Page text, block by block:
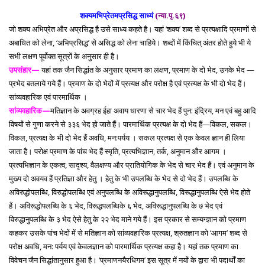
शक्यमभिप्रेतमप्रसिद्ध साध्यं(न्या.पृ.६९)
जो शक्य अभिप्रेत और अप्रसिद्ध है उसे साध्य कहते है। यहां ‘शक्य’ शब्द से प्रत्यक्षादि प्रमाणों से
अबाधित को लेना, ‘अभिप्रसिद्ध’ से असिद्ध को लेना चाहिये। शब्दों में किंचित् अंतर होते हुये भी ये
सभी लक्षण पूर्वोक्त सूत्रों के अनुसार ही है।
उपसंहार—यहां तक जैन सिद्धांत के अनुसार प्रमाण का लक्षण, प्रमाण के दो भेद, उनके भेद —
प्रभेद बतलाये गये हैं। प्रमाण के दो भेदों में प्रत्यक्ष और परोक्ष है एवं प्रत्यक्ष के भी दो भेद हैं।
सांव्यवहारिक एवं पारमार्थिक ।
सांव्यवहारिक—मतिज्ञान के अवग्रह ईहा अवाय धारणा से चार भेद हैं पुन: इंद्रिय, मन एवं बहु आदि
विषयों से गुणा करने से ३३६ भेद हो जाते हैं। पारमार्थिक प्रत्यक्ष के दो भेद हैं—विकल, सकल।
विकल, प्रत्यक्ष के भी दो भेद हैं अवधि, मन:पर्यय । सकल प्रत्यक्ष से एक केवल ज्ञान ही लिया
जाता है। परोक्ष प्रमाण के पांच भेद हैं स्मृति, प्रत्यभिज्ञान, तर्क, अनुमान और आगम ।
प्रत्यभिज्ञान के एकत्व, सादृश्य, वैलक्षण्य और प्रातियोगिक के भेद से चार भेद हैं। एवं अनुमान के
मुख्य दो अवयव हैं प्रतिज्ञा और हेतु । हेतु के भी उपलब्धि के भेद से दो भेद हैं। उपलब्धि के
अविरुद्धोपलब्धि, विरुद्धोपलब्धि एवं अनुपलब्धि के अविरूद्धानुपलब्धि, विरूद्धानुपलब्धि ऐसे भेद होते
हैं। अविरूद्धोपलब्धि के ६ भेद, विरूद्धपलब्धिके ६ भेद, अविरूद्धानुपलब्धि के ७ भेद एवं
विरुद्धानुपलब्धि के ३ भेद ऐसे हेतु के २२ भेद माने गये हैं। इस प्रकार से सम्यग्ज्ञान को प्रमाण
कहकर उसके पांच भेदों में से मतिज्ञान को सांव्यवहारिक प्रत्यक्ष, श्रुतज्ञान को ‘आगम’ शब्द से
परोक्ष अवधि, मन: पर्यय एवं केवलज्ञान को पारमार्थिक प्रत्यक्ष कहा है। यहां तक प्रमाण का
विवेचन जैन सिद्धांतानुसार हुआ है। ‘प्रमाणनयैरधिगम’ इस सूत्र में नयों के द्वारा भी पदार्थों का